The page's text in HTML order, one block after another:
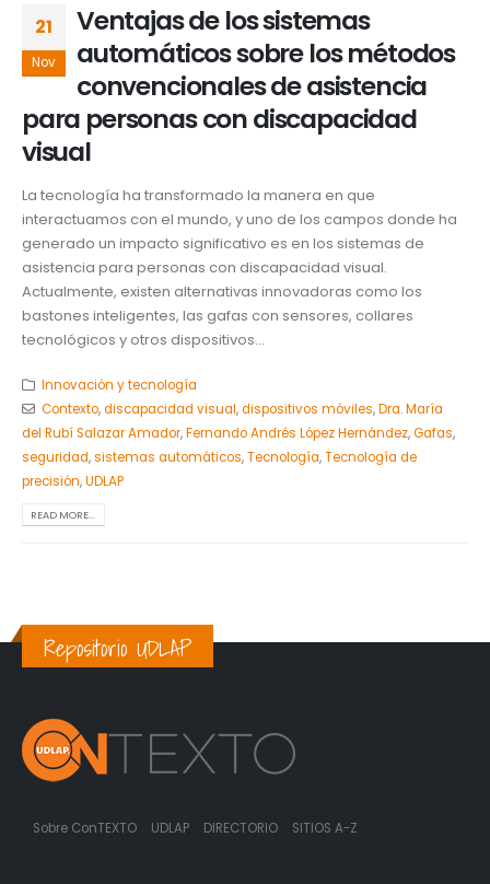
21
Nov
Ventajas de los sistemas
automáticos sobre los métodos
convencionales de asistencia
para personas con discapacidad
visual
La tecnología ha transformado la manera en que
interactuamos con el mundo, y uno de los campos donde ha
generado un impacto significativo es en los sistemas de
asistencia para personas con discapacidad visual.
Actualmente, existen alternativas innovadoras como los
bastones inteligentes, las gafas con sensores, collares
tecnológicos y otros dispositivos...
Innovación y tecnología
Contexto,discapacidad visual,dispositivos móviles,Dra. María
del Rubí Salazar Amador,Fernando Andrés López Hernández,Gafas,
seguridad,sistemas automáticos,Tecnología,Tecnología de
precisión,UDLAP
READ MORE...
Repositorio UDLAP
Sobre ConTEXTO UDLAP DIRECTORIO SITIOS A-Z